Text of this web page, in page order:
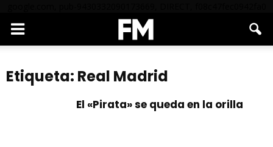
Etiqueta: Real Madrid
El «Pirata» se queda en la orilla